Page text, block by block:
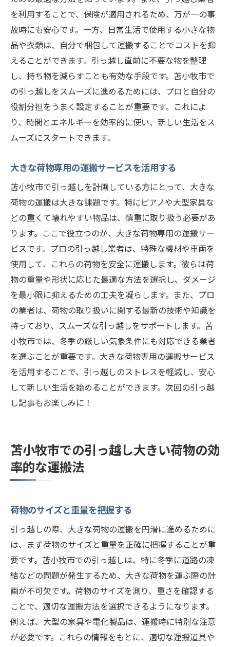
を利用することで、保険が適用されるため、万が一の事
故時にも安心です。一方、日常生活で使用する小さな物
品や衣類は、自分で梱包して運搬することでコストを抑
えることができます。引っ越し直前に不要な物を整理
し、持ち物を減らすことも有効な手段です。苫小牧市で
の引っ越しをスムーズに進めるためには、プロと自分の
役割分担をうまく設定することが重要です。これによ
り、時間とエネルギーを効率的に使い、新しい生活をス
ムーズにスタートできます。
大きな荷物専用の運搬サービスを活用する
苫小牧市で引っ越しを計画している方にとって、大きな
荷物の運搬は大きな課題です。特にピアノや大型家具な
どの重くて壊れやすい物品は、慎重に取り扱う必要があ
ります。ここで役立つのが、大きな荷物専用の運搬サー
ビスです。プロの引っ越し業者は、特殊な機材や車両を
使用して、これらの荷物を安全に運搬します。彼らは荷
物の重量や形状に応じた最適な方法を選択し、ダメージ
を最小限に抑えるための工夫を凝らします。また、プロ
の業者は、荷物の取り扱いに関する最新の技術や知識を
持っており、スムーズな引っ越しをサポートします。苫
小牧市では、冬季の厳しい気象条件にも対応できる業者
を選ぶことが重要です。大きな荷物専用の運搬サービス
を活用することで、引っ越しのストレスを軽減し、安心
して新しい生活を始めることができます。次回の引っ越
し記事もお楽しみに！
苫小牧市での引っ越し大きい荷物の効
率的な運搬法
荷物のサイズと重量を把握する
引っ越しの際、大きな荷物の運搬を円滑に進めるために
は、まず荷物のサイズと重量を正確に把握することが重
要です。苫小牧市での引っ越しは、特に冬季に道路の凍
結などの問題が発生するため、大きな荷物を運ぶ際の計
画が不可欠です。荷物のサイズを測り、重さを確認する
ことで、適切な運搬方法を選択できるようになります。
例えば、大型の家具や電化製品は、運搬時に特別な注意
が必要です。これらの情報をもとに、適切な運搬道具や